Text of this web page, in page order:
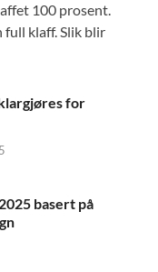
100 prosent.
full klaff. Slik blir
for
basert på